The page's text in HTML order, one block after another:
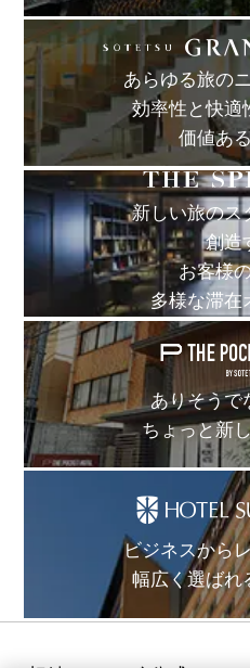
あらゆる旅の
効率性と快適
価値あ
新しい旅のス
創造
お客様
多様な滞在
ありそうで
ちょっと新
ビジネスから
幅広く選ばれ